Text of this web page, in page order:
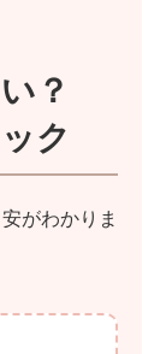
？
ク
がわかりま